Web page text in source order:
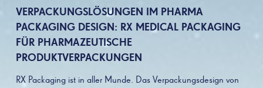
VERPACKUNGSLÖSUNGEN IM PHARMA
PACKAGING DESIGN: RX MEDICAL PACKAGING
FÜR PHARMAZEUTISCHE
PRODUKTVERPACKUNGEN
RX Packaging ist in aller Munde. Das Verpackungsdesign von